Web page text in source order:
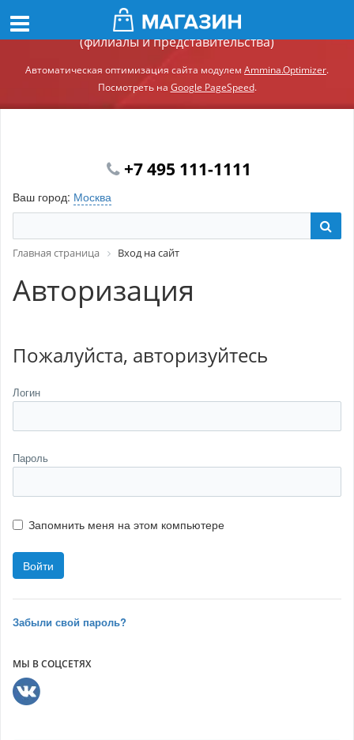
Демонстрационный сайт модуля Ammina.Регионы
(филиалы и представительства)
Автоматическая оптимизация сайта модулем Ammina.Optimizer.
Посмотреть на Google PageSpeed.
+7 495 111-1111
Ваш город: Москва
Главная страница Вход на сайт
Авторизация
Пожалуйста, авторизуйтесь
Логин
Пароль
Запомнить меня на этом компьютере
Забыли свой пароль?
МЫ В СОЦСЕТЯХ